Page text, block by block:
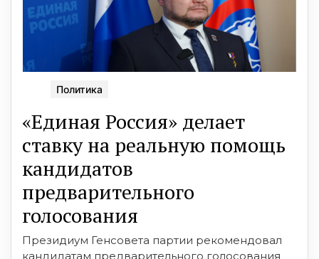
Политика
«Единая Россия» делает
ставку на реальную помощь
кандидатов
предварительного
голосования
Президиум Генсовета партии рекомендовал
кандидатам предварительного голосования